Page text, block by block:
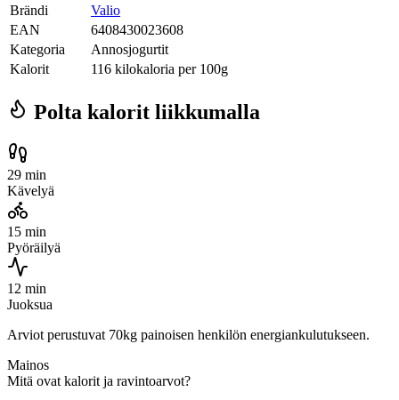
Brändi
Valio
EAN
6408430023608
Kategoria
Annosjogurtit
Kalorit
116 kilokaloria per 100g
Polta kalorit liikkumalla
29 min
Kävelyä
15 min
Pyöräilyä
12 min
Juoksua
Arviot perustuvat 70kg painoisen henkilön energiankulutukseen.
Mainos
Mitä ovat kalorit ja ravintoarvot?